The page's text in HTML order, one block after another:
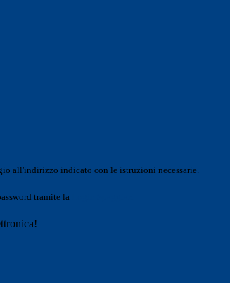
all'indirizzo indicato con le istruzioni necessarie.
tramite la